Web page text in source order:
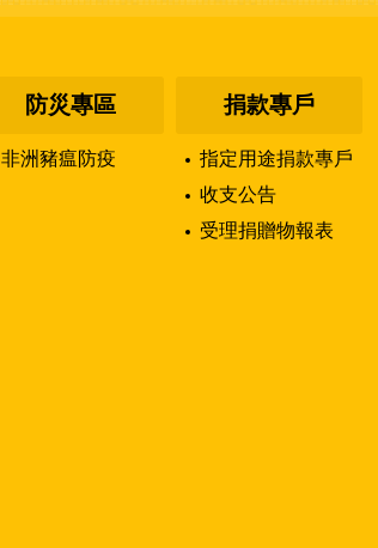
防災專區
非洲豬瘟防疫
捐款專戶
指定用途捐款專戶
收支公告
受理捐贈物報表